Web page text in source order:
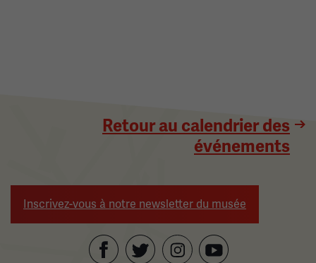
Retour au calendrier des
événements
Inscrivez-vous à notre newsletter du musée